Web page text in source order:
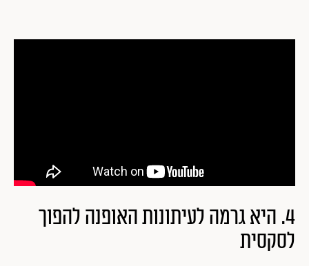
4. היא גרמה לעיתונות האופנה להפוך
לסקסית